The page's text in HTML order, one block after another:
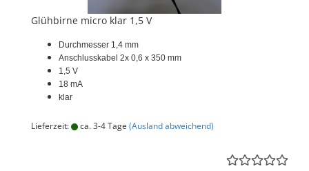
Glühbirne micro klar 1,5 V
Durchmesser 1,4 mm
Anschlusskabel 2x 0,6 x 350 mm
1,5 V
18 mA
klar
Lieferzeit: ca. 3-4 Tage (Ausland abweichend)